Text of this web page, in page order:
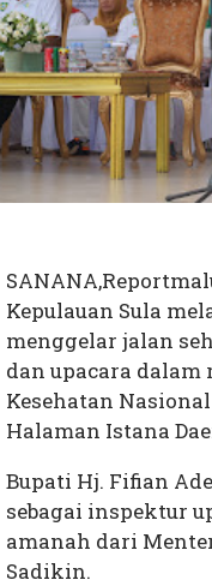
Kepulauan Sula
menggelar jalan
dan upacara
Kesehatan
Halaman Istana
Bupati Hj. Fifian
sebagai inspektur
amanah dari
Sadikin.